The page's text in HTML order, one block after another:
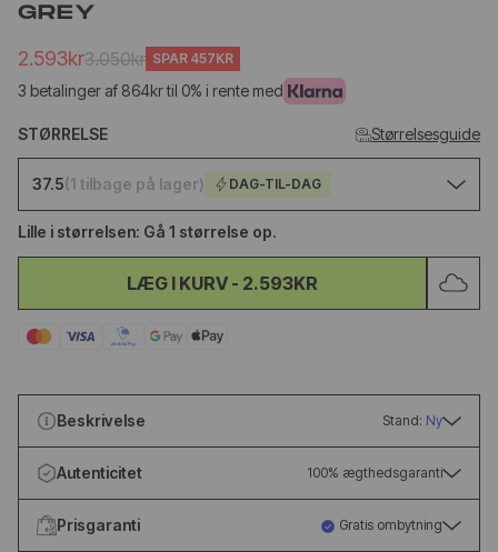
GREY
2.593kr3.050kr SPAR 457KR
3 betalinger af 864kr til 0% i rente med
STØRRELSE Størrelsesguide
37.5(1 tilbage på lager) DAG-TIL-DAG
Lille i størrelsen: Gå 1 størrelse op.
LÆG I KURV - 2.593KR
Beskrivelse Stand: Ny
Autenticitet 100% ægthedsgaranti
Prisgaranti Gratis ombytning